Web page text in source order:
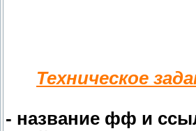
Техническое
- название фф и